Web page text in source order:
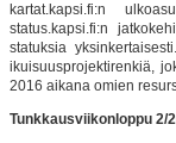
kartat.kapsi.fi:n
status.kapsi.fi:n
statuksia
ikuisuusprojektirenkiä,
2016 aikana omien
Tunkkausviikonloppu 2/